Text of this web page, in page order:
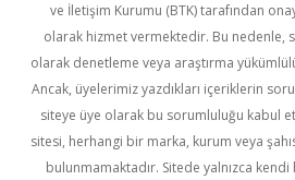
ve İletişim Kurumu (BTK) tarafından
olarak hizmet vermektedir. Bu nedenle,
olarak denetleme veya araştırma
Ancak, üyelerimiz yazdıkları içeriklerin
siteye üye olarak bu sorumluluğu kabul
sitesi, herhangi bir marka, kurum veya
bulunmamaktadır. Sitede yalnızca kendi